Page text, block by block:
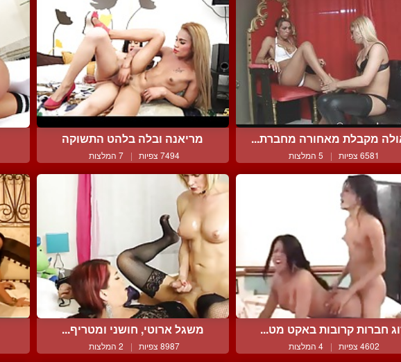
מקבלת מאחורה מחברת...
6581 צפיות | 5 המלצות
מריאנה ובלה בלהט התשוקה
7494 צפיות | 7 המלצות
חברות קרובות באקט מט...
4602 צפיות | 4 המלצות
משגל ארוטי, חושני ומטריף...
8987 צפיות | 2 המלצות